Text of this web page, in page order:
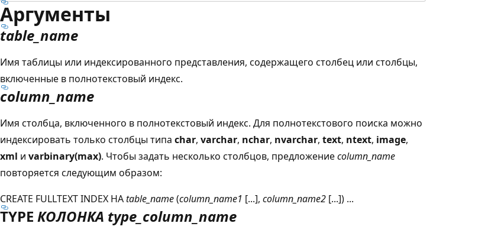
Аргументы
table_name
Имя таблицы или индексированного представления, содержащего столбец или столбцы,
включенные в полнотекстовый индекс.
column_name
Имя столбца, включенного в полнотекстовый индекс. Для полнотекстового поиска можно
индексировать только столбцы типа char, varchar, nchar, nvarchar, text, ntext, image,
xml и varbinary(max). Чтобы задать несколько столбцов, предложениеcolumn_name
повторяется следующим образом:
CREATE FULLTEXT INDEX НАtable_name(column_name1 [...], column_name2 [...]) ...
TYPE КОЛОНКА type_column_name